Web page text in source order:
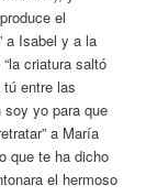
el
a Isabel y a la
criatura saltó
tú entre las
yo para que
a María
que te ha dicho
el hermoso